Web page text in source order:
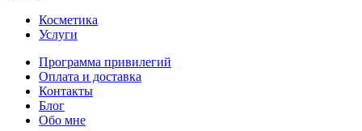
Косметика
Услуги
Программа привилегий
Оплата и доставка
Контакты
Блог
Обо мне